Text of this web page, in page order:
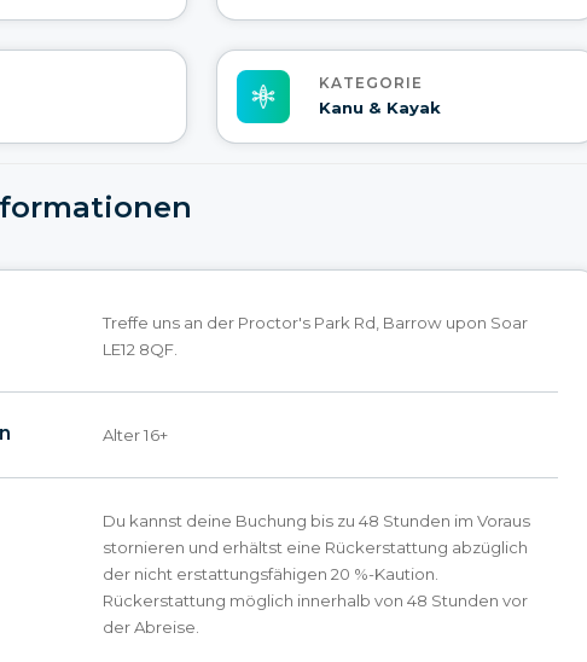
KATEGORIE
Kanu & Kayak
Treffe uns an der Proctor's Park Rd, Barrow upon Soar
LE12 8QF.
Alter 16+
Du kannst deine Buchung bis zu 48 Stunden im Voraus
stornieren und erhältst eine Rückerstattung abzüglich
der nicht erstattungsfähigen 20 %-Kaution.
Rückerstattung möglich innerhalb von 48 Stunden vor
der Abreise.